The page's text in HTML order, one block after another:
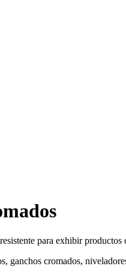
para exhibir
cromados,